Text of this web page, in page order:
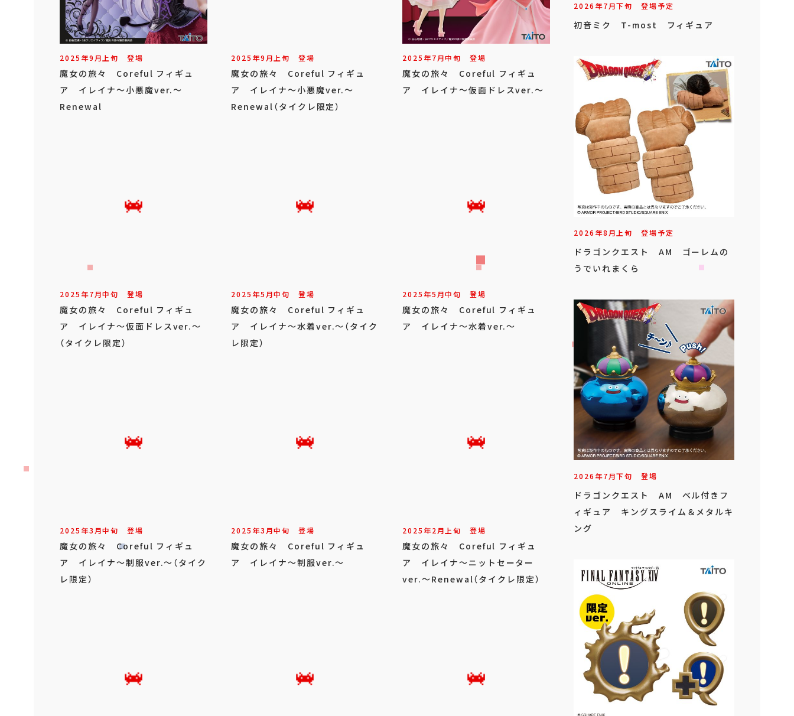
2025年9月上旬 登場
魔女の旅々 Coreful フィギュ
ア イレイナ～小悪魔ver.～
Renewal
2025年9月上旬 登場
魔女の旅々 Coreful フィギュ
ア イレイナ～小悪魔ver.～
Renewal（タイクレ限定）
2025年7月中旬 登場
魔女の旅々 Coreful フィギュ
ア イレイナ～仮面ドレスver.～
2025年7月中旬 登場
魔女の旅々 Coreful フィギュ
ア イレイナ～仮面ドレスver.～
（タイクレ限定）
2025年5月中旬 登場
魔女の旅々 Coreful フィギュ
ア イレイナ～水着ver.～（タイク
レ限定）
2025年5月中旬 登場
魔女の旅々 Coreful フィギュ
ア イレイナ～水着ver.～
2025年3月中旬 登場
魔女の旅々 Coreful フィギュ
ア イレイナ～制服ver.～（タイク
レ限定）
2025年3月中旬 登場
魔女の旅々 Coreful フィギュ
ア イレイナ～制服ver.～
2025年2月上旬 登場
魔女の旅々 Coreful フィギュ
ア イレイナ～ニットセーター
ver.～Renewal（タイクレ限定）
2026年7月下旬 登場予定
初音ミク T-most フィギュア
2026年8月上旬 登場予定
ドラゴンクエスト AM ゴーレムの
うでいれまくら
2026年7月下旬 登場
ドラゴンクエスト AM ベル付きフ
ィギュア キングスライム＆メタルキ
ング